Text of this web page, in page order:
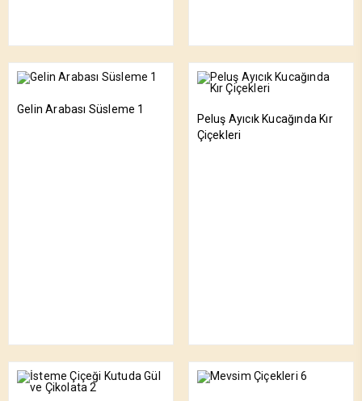
Gelin Arabası Süsleme 1
Peluş Ayıcık Kucağında Kır
Çiçekleri